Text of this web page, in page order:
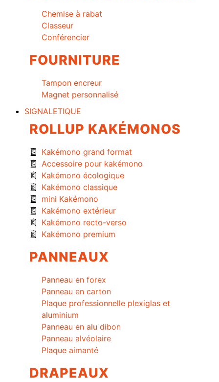
Chemise à rabat
Classeur
Conférencier
FOURNITURE
Tampon encreur
Magnet personnalisé
SIGNALETIQUE
ROLLUP KAKÉMONOS
Kakémono grand format
Accessoire pour kakémono
Kakémono écologique
Kakémono classique
mini Kakémono
Kakémono extérieur
Kakémono recto-verso
Kakémono premium
PANNEAUX
Panneau en forex
Panneau en carton
Plaque professionnelle plexiglas et
aluminium
Panneau en alu dibon
Panneau alvéolaire
Plaque aimanté
DRAPEAUX